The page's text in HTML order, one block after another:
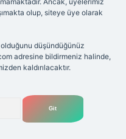
olup, siteye üye olarak
düşündüğünüz
adresine bildirmeniz halinde,
kaldırılacaktır.